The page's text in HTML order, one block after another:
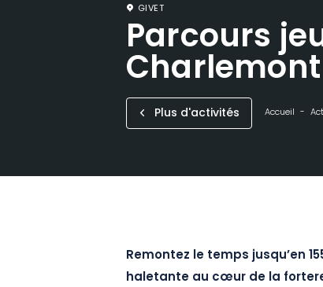
GIVET
Parcours
Charlemont
Plus d'activités Accueil
Remontez le temps jusqu’en
haletante au cœur de la